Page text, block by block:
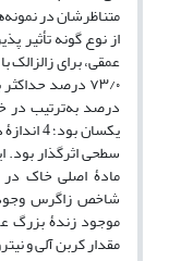
از نوع گونه تأثیر
درصد به‌ترتیب در
یکسان
سطحی اثرگذار بود.
مادۀ اصلی خاک
شاخص زاگرس
موجود زندۀ بزرگ
مقدار کربن آلی و